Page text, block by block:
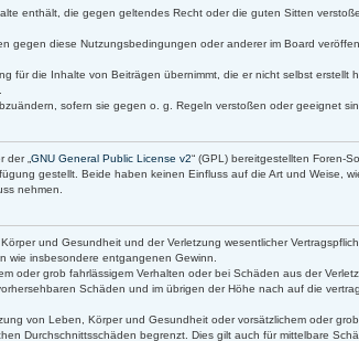
enthält, die gegen geltendes Recht oder die guten Sitten
gegen diese Nutzungsbedingungen oder anderer im Board
für die Inhalte von Beiträgen übernimmt, die er nicht selbst
sofern sie gegen o. g. Regeln verstoßen oder geeignet
„ GNU General Public License v2“ (GPL) bereitgestellten Foren-
gestellt. Beide haben keinen Einfluss auf die Art und Weise,
nehmen.
und Gesundheit und der Verletzung wesentlicher
wie insbesondere entgangenen Gewinn.
oder grob fahrlässigem Verhalten oder bei Schäden aus der
Schäden und im übrigen der Höhe nach auf die
von Leben, Körper und Gesundheit oder vorsätzlichem oder
Durchschnittsschäden begrenzt. Dies gilt auch für mittelbare